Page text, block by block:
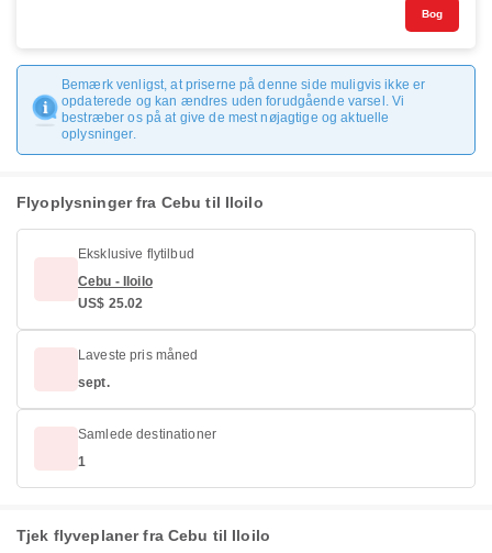
Bog
Bemærk venligst, at priserne på denne side muligvis ikke er
opdaterede og kan ændres uden forudgående varsel. Vi
bestræber os på at give de mest nøjagtige og aktuelle
oplysninger.
Flyoplysninger fra Cebu til Iloilo
Eksklusive flytilbud
Cebu - Iloilo
US$ 25.02
Laveste pris måned
sept.
Samlede destinationer
1
Tjek flyveplaner fra Cebu til Iloilo